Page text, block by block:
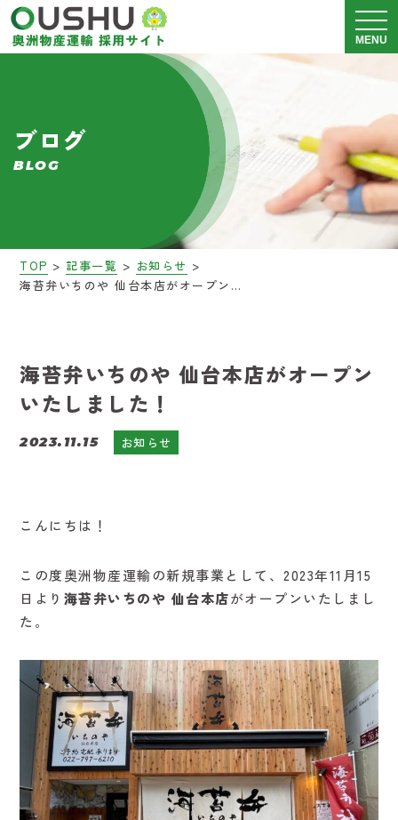
メニ
MENU
運送事業 採用情報
募集要項
ブログ
BLOG
TOP > 記事一覧 > お知らせ >
海苔弁いちのや 仙台本店がオープンいたしました！
海苔弁いちのや 仙台本店がオープン
いたしました！
2023.11.15 お知らせ
こんにちは！
この度奥洲物産運輸の新規事業として、2023年11月15
日より 海苔弁いちのや 仙台本店がオープンいたしまし
た。